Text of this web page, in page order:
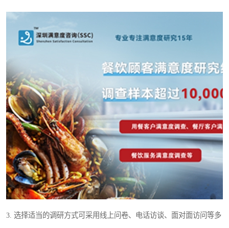
3. 选择适当的调研方式可采用线上问卷、电话访谈、面对面访问等多